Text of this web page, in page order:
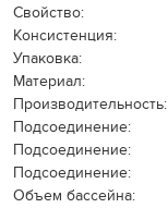
Свойство:
Консистенция:
Упаковка:
Материал:
Производительность:
Подсоединение:
Подсоединение:
Подсоединение:
Объем бассейна: